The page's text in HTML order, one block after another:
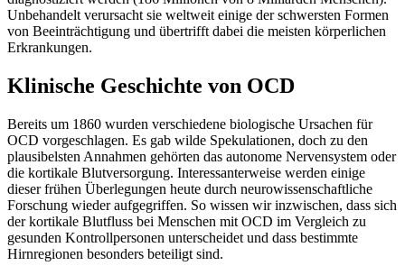
Unbehandelt verursacht sie weltweit einige der schwersten Formen
von Beeinträchtigung und übertrifft dabei die meisten körperlichen
Erkrankungen.
Klinische Geschichte von OCD
Bereits um 1860 wurden verschiedene biologische Ursachen für
OCD vorgeschlagen. Es gab wilde Spekulationen, doch zu den
plausibelsten Annahmen gehörten das autonome Nervensystem oder
die kortikale Blutversorgung. Interessanterweise werden einige
dieser frühen Überlegungen heute durch neurowissenschaftliche
Forschung wieder aufgegriffen. So wissen wir inzwischen, dass sich
der kortikale Blutfluss bei Menschen mit OCD im Vergleich zu
gesunden Kontrollpersonen unterscheidet und dass bestimmte
Hirnregionen besonders beteiligt sind.